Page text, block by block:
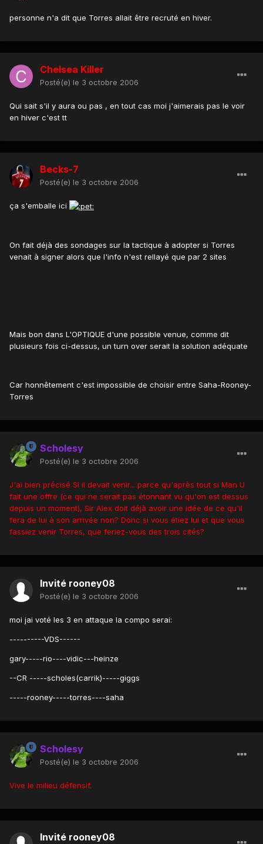
personne n'a dit que Torres allait être recruté en hiver.
Chelsea Killer
Posté(e) le 3 octobre 2006
Qui sait s'il y aura ou pas , en tout cas moi j'aimerais pas le voir
en hiver c'est tt
Becks-7
Posté(e) le 3 octobre 2006
ça s'emballe ici
On fait déjà des sondages sur la tactique à adopter si Torres
venait à signer alors que l'info n'est rellayé que par 2 sites
Mais bon dans L'OPTIQUE d'une possible venue, comme dit
plusieurs fois ci-dessus, un turn over serait la solution adéquate
Car honnêtement c'est impossible de choisir entre Saha-Rooney-
Torres
Scholesy
Posté(e) le 3 octobre 2006
J'ai bien précisé SI il devait venir... parce qu'après tout si Man U
fait une offre (ce qui ne serait pas étonnant vu qu'on est dessus
depuis un moment), Sir Alex doit déjà avoir une idée de ce qu'il
fera de lui à son arrivée non? Donc si vous étiez lui et que vous
fassiez venir Torres, que feriez-vous des trois cités?
Invité rooney08
Posté(e) le 3 octobre 2006
moi jai voté les 3 en attaque la compo serai:
----------VDS------
gary-----rio----vidic---heinze
--CR -----scholes(carrik)-----giggs
-----rooney-----torres----saha
Scholesy
Posté(e) le 3 octobre 2006
Vive le milieu défensif.
Invité rooney08